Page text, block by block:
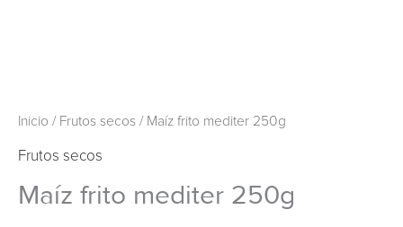
Inicio / Frutos secos / Maíz frito mediter 250g
Frutos secos
Maíz frito mediter 250g